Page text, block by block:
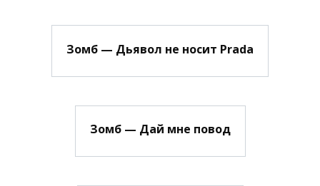
Зомб — Дьявол не носит Prada
Зомб — Дай мне повод